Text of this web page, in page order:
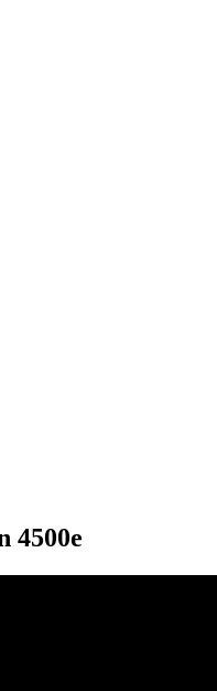
4500e